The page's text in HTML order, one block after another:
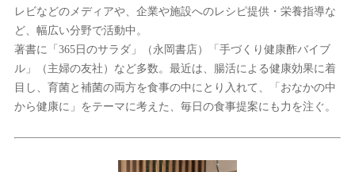
レビなどのメディアや、企業や施設へのレシピ提供・栄養指導な
ど、幅広い分野で活動中。
著書に「 365日のサラダ」（永岡書店）「手づくり健康酢バイブ
ル」（主婦の友社）など多数。最近は、腸活による健康効果に着
目し、育菌と補菌の両方を食事の中にとり入れて、「おなかの中
から健康に」をテーマに考えた、毎日の食事提案にも力を注ぐ。